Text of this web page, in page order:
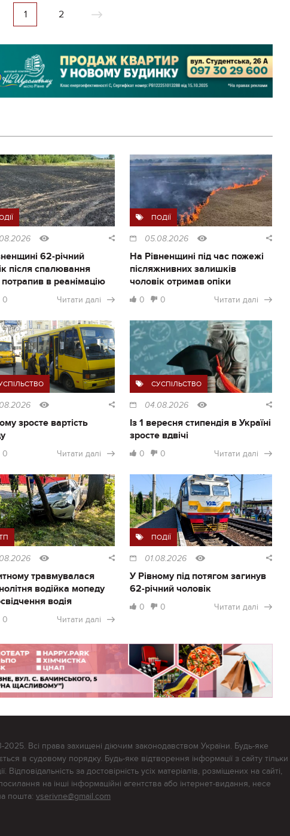
1 2
62-річний
після спалювання
потрапив в реанімацію
0 Читати далі
ПОДІЇ
05.08.2026
На Рівненщині під час пожежі
післяжнивних залишків
чоловік отримав опіки
0 0 Читати далі
зросте вартість
0 Читати далі
СУСПІЛЬСТВО
04.08.2026
Із 1 вересня стипендія в Україні
зросте вдвічі
0 0 Читати далі
травмувалася
водійка мопеду
водія
0 Читати далі
ПОДІЇ
01.08.2026
У Рівному під потягом загинув
62-річний чоловік
0 0 Читати далі
2025. Всі права захищені діючим законодавством України. Будь-яке
в судовому порядку. Будь-яке відтворення інформації з сайту тільки
за достовірність усіх матеріалів, розміщених на сайті,
посилання на інші інформаційні агентства або інтернет-видання, несе
пошта: vserivne@gmail.com